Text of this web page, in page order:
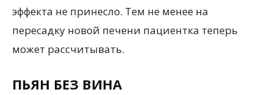
эффекта не принесло. Тем не менее на
пересадку новой печени пациентка теперь
может рассчитывать.
ПЬЯН БЕЗ ВИНА